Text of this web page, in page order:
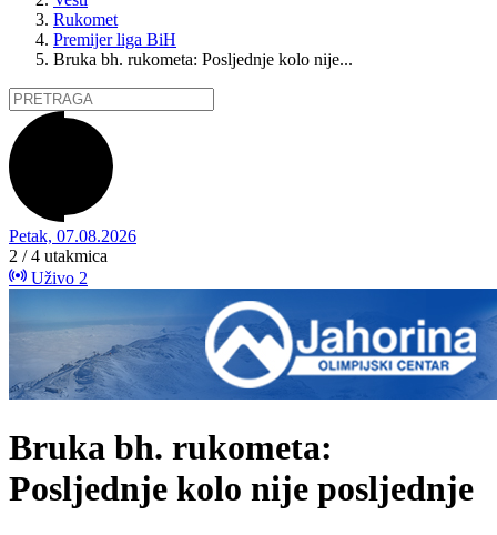
Rukomet
Premijer liga BiH
Bruka bh. rukometa: Posljednje kolo nije...
Petak, 07.08.2026
2 / 4 utakmica
Uživo 2
Bruka bh. rukometa:
Posljednje kolo nije posljednje